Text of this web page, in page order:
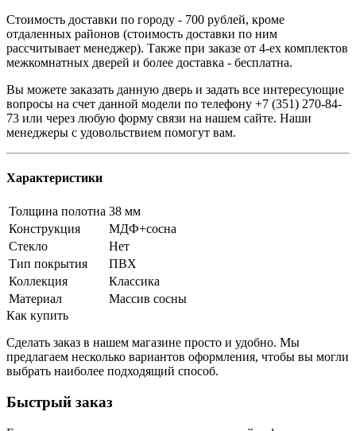
Стоимость доставки по городу - 700 рублей, кроме
отдаленных районов (стоимость доставки по ним
рассчитывает менеджер). Также при заказе от 4-ех комплектов
межкомнатных дверей и более доставка - бесплатна.
Вы можете заказать данную дверь и задать все интересующие
вопросы на счет данной модели по телефону +7 (351) 270-84-
73 или через любую форму связи на нашем сайте. Наши
менеджеры с удовольствием помогут вам.
Характеристики
Толщина полотна 38 мм
Конструкция
МДФ+сосна
Стекло
Нет
Тип покрытия
ПВХ
Коллекция
Классика
Материал
Массив сосны
Как купить
Сделать заказ в нашем магазине просто и удобно. Мы
предлагаем несколько вариантов оформления, чтобы вы могли
выбрать наиболее подходящий способ.
Быстрый заказ